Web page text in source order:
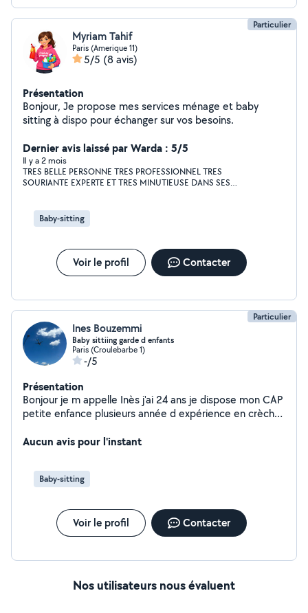
Particulier
Myriam Tahif
Paris (Amerique 11)
5/5 (8 avis)
Présentation
Bonjour, Je propose mes services ménage et baby
sitting à dispo pour échanger sur vos besoins.
Dernier avis laissé par Warda : 5/5
Il y a 2 mois
TRES BELLE PERSONNE TRES PROFESSIONNEL TRES
SOURIANTE EXPERTE ET TRES MINUTIEUSE DANS SES
HEUREUSE D AVOIR TROUVER MYRIAM MASHALLAH DES
DOIGTS DE FEE PERSONNE DE CONFIANCE JE LA LAISSE
RECOMMANDE ET DAILLEUR UNE FOIS VOIR DEUX FOIS PAR
SEMAINE ELLE CHEZ MOI ♥️🥰C EST UN PLAISIR MEME POUR
LES EVENEMENTS ELLES EST AU TAQUET !! BRAVO BELLE
POUR MAINTENIR LA MAISON PROPRE ! MERCI MERCI !
Baby-sitting
Voir le profil Contacter
Particulier
Ines Bouzemmi
Baby sittiing garde d enfants
Paris (Croulebarbe 1)
-/5
Présentation
Bonjour je m appelle Inès j'ai 24 ans je dispose mon CAP
petite enfance plusieurs année d expérience en crèche
c'est a dire la garde d enfant je vous remercie et a
Aucun avis pour l'instant
Baby-sitting
Voir le profil Contacter
Nos utilisateurs nous évaluent